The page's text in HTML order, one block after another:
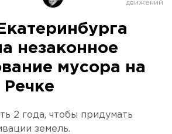
незаконное
мусора на
2 года, чтобы придумать
земель.